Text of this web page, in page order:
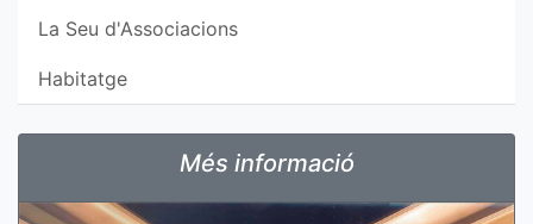
La Seu d'Associacions
Habitatge
Més informació